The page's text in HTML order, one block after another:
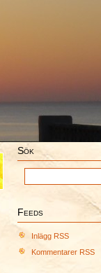
Sök
Feeds
Inlägg RSS
Kommentarer RSS